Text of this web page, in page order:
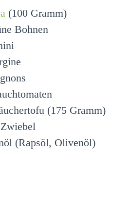
(100 Gramm)
Bohnen
(175 Gramm)
(Rapsöl, Olivenöl)